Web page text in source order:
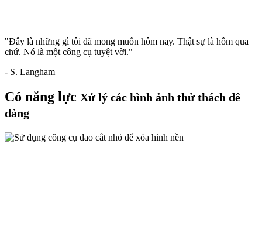
"Đây là những gì tôi đã mong muốn hôm nay. Thật sự là hôm qua
chứ. Nó là một công cụ tuyệt vời."
- S. Langham
Có năng lực Xử lý các hình ảnh thử thách dê
dàng